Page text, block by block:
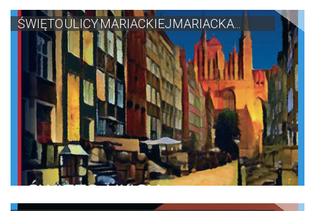
ŚWIĘTO ULICY MARIACKIEJ MARIACKA...